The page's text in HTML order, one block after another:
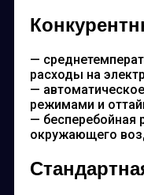
—
расходы на
—
режимами и
— бесперебойная
окружающего